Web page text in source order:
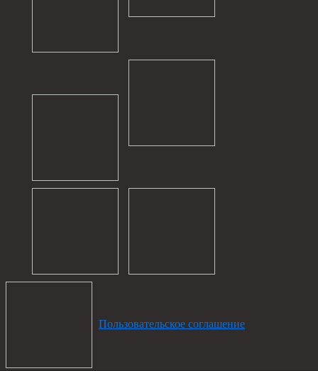
Пользовательское соглашение